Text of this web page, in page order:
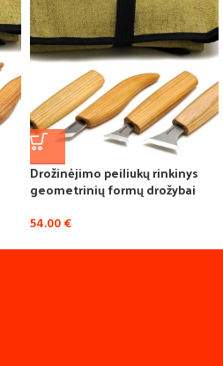
Drožinėjimo peiliukų rinkinys
geometrinių formų drožybai
54.00€